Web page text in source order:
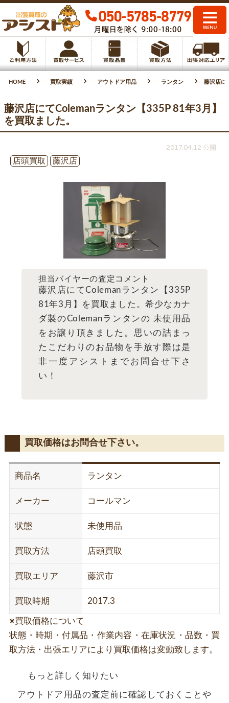
HOME 買取実績 アウトドア用品 ランタン 藤沢店に
藤沢店にてColemanランタン【335P 81年3月】
を買取ました。
2017.04.12 公開
店頭買取
藤沢店
担当バイヤーの査定コメント
藤沢店にてColemanランタン【335P
81年3月】を買取ました。希少なカナ
ダ製のColemanランタンの 未使用品
をお譲り頂きました。思いの詰まっ
たこだわりのお品物を手放す際は是
非一度アシストまでお問合せ下さ
い！
買取価格はお問合せ下さい。
商品名 ランタン
メーカー コールマン
状態 未使用品
買取方法 店頭買取
買取エリア 藤沢市
買取時期 2017.3
※買取価格について
状態・時期・付属品・作業内容・在庫状況・品数・買
取方法・出張エリアにより買取価格は変動致します。
もっと詳しく知りたい
アウトドア用品の査定前に確認しておくことや